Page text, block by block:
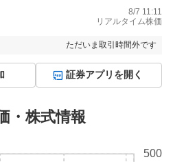
8/7 11:11
リアルタイム株価
ただいま取引時間外です
証券アプリを開く
・株式情報
500